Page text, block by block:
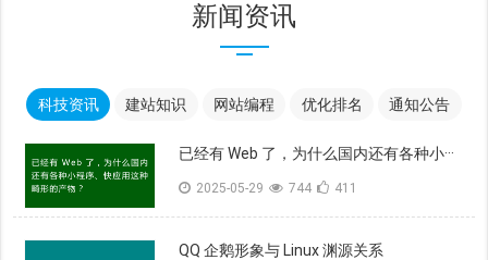
新闻资讯
科技资讯 建站知识 网站编程 优化排名 通知公告
已经有 Web 了，为什么国内还有各种小···
2025-05-29 744 411
QQ 企鹅形象与 Linux 渊源关系